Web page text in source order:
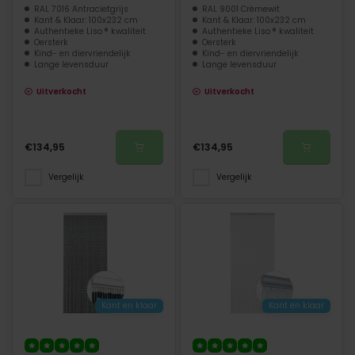
RAL 7016 Antracietgrijs
Kant & Klaar: 100x232 cm
Authentieke Liso ® kwaliteit
Oersterk
Kind- en diervriendelijk
Lange levensduur
Uitverkocht
€134,95
Vergelijk
RAL 9001 Crèmewit
Kant & Klaar: 100x232 cm
Authentieke Liso ® kwaliteit
Oersterk
Kind- en diervriendelijk
Lange levensduur
Uitverkocht
€134,95
Vergelijk
Kant en klaar Kant en klaar